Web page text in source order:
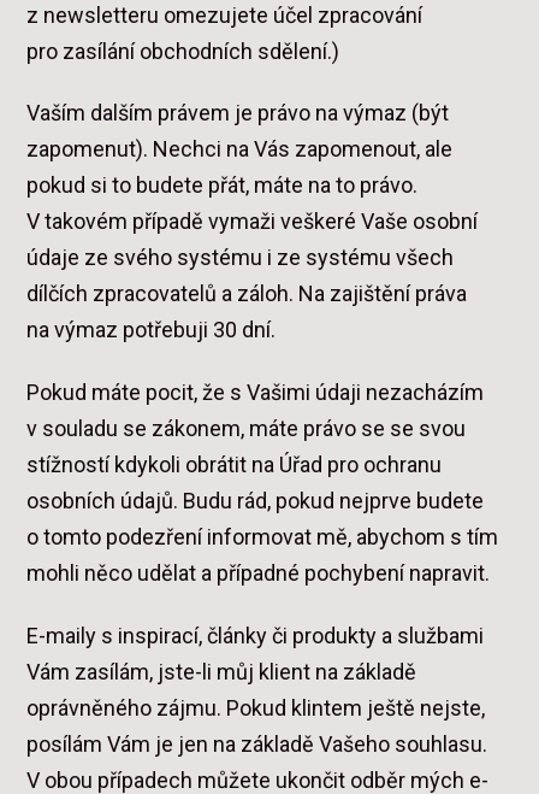
z newsletteru omezujete účel zpracování
pro zasílání obchodních sdělení.)
Vaším dalším právem je právo na výmaz (být
zapomenut). Nechci na Vás zapomenout, ale
pokud si to budete přát, máte na to právo.
V takovém případě vymaži veškeré Vaše osobní
údaje ze svého systému i ze systému všech
dílčích zpracovatelů a záloh. Na zajištění práva
na výmaz potřebuji 30 dní.
Pokud máte pocit, že s Vašimi údaji nezacházím
v souladu se zákonem, máte právo se se svou
stížností kdykoli obrátit na Úřad pro ochranu
osobních údajů. Budu rád, pokud nejprve budete
o tomto podezření informovat mě, abychom s tím
mohli něco udělat a případné pochybení napravit.
E-maily s inspirací, články či produkty a službami
Vám zasílám, jste-li můj klient na základě
oprávněného zájmu. Pokud klintem ještě nejste,
posílám Vám je jen na základě Vašeho souhlasu.
V obou případech můžete ukončit odběr mých e-